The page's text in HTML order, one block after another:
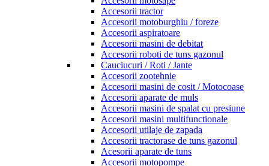
Accesorii tractor
Accesorii motoburghiu / foreze
Accesorii aspiratoare
Accesorii masini de debitat
Accesorii roboti de tuns gazonul
Cauciucuri / Roti / Jante
Accesorii zootehnie
Accesorii masini de cosit / Motocoase
Accesorii aparate de muls
Accesorii masini de spalat cu presiune
Accesorii masini multifunctionale
Accesorii utilaje de zapada
Accesorii tractorase de tuns gazonul
Acesorii aparate de tuns
Accesorii motopompe